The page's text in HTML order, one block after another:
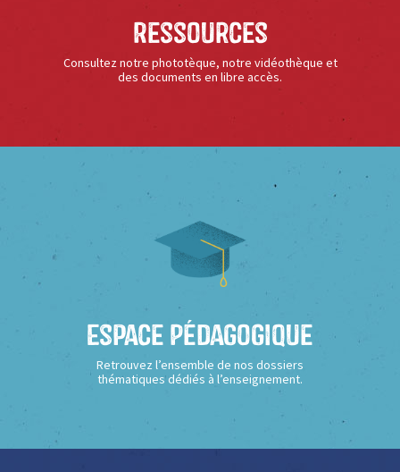
Ressources
Consultez notre phototèque, notre vidéothèque et
des documents en libre accès.
Espace Pédagogique
Retrouvez l’ensemble de nos dossiers
thématiques dédiés à l’enseignement.